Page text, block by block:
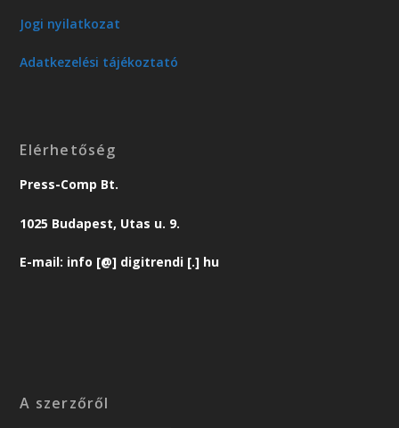
Jogi nyilatkozat
Adatkezelési tájékoztató
Elérhetőség
Press-Comp Bt.
1025 Budapest, Utas u. 9.
E-mail: info [@] digitrendi [.] hu
A szerzőről